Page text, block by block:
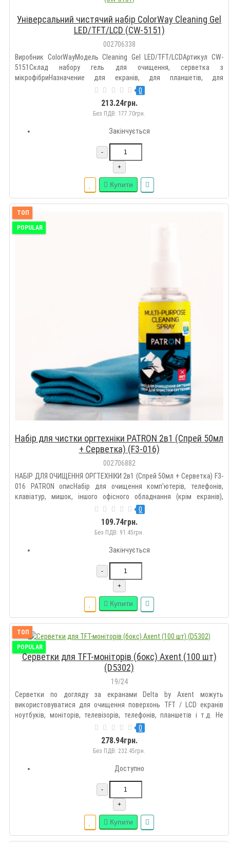
Універсальний чистячий набір ColorWay Cleaning Gel
LED/TFT/LCD (CW-5151)
002706338
Виробник ColorWayМодель Cleaning Gel LED/TFT/LCDАртикул CW-
5151Склад набору гель для очищення, серветка з
мікрофібриНазначение для екранів, для планшетів, для
ноутбуківТип Чистячий набірКраїна виробництва КитайГарантія, міс
0
213.24грн.
Без ПДВ: 177.70грн.
Закінчується
-
+
Купити
ТОП
POPULAR
Набір для чистки оргтехніки PATRON 2в1 (Спрей 50мл
+ Серветка) (F3-016)
002706882
НАБІР ДЛЯ ОЧИЩЕННЯ ОРГТЕХНІКИ 2в1 (Спрей 50мл + Серветка) F3-
016 PATRON описНабір для очищення комп'ютерів, телефонів,
клавіатур, мишок, іншого офісного обладнання (крім екранів),
пластикових і металевих поверхонь. Дбайливо і ефективно видаляє
пил, плями, відбитки пальців та інші забруднення. Спрей ..
0
109.74грн.
Без ПДВ: 91.45грн.
Закінчується
-
+
Купити
ТОП
POPULAR
Серветки для TFT-моніторів (бокс) Axent (100 шт)
(D5302)
19/24
Серветки по догляду за екранами Delta by Axent можуть
використовуватися для очищення поверхонь TFT / LCD екранів
ноутбуків, моніторів, телевізорів, телефонів, планшетів і т.д. Не
містять спирту, не ушкоджують антиблікове покриття, не
залишають ворсинок і розводів. Матеріал - крепований папір -
0
278.94грн.
Без ПДВ: 232.45грн.
Доступно
-
+
Купити